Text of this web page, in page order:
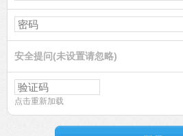
安全提问(未设置请忽略)
点击重新加载